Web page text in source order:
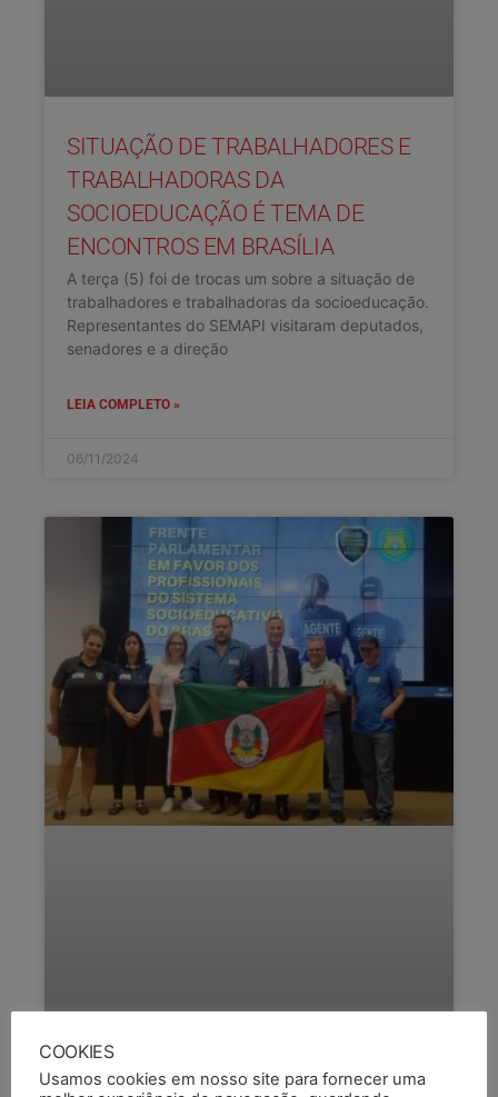
SITUAÇÃO DE TRABALHADORES E
TRABALHADORAS DA
SOCIOEDUCAÇÃO É TEMA DE
ENCONTROS EM BRASÍLIA
A terça (5) foi de trocas um sobre a situação de
trabalhadores e trabalhadoras da socioeducação.
Representantes do SEMAPI visitaram deputados,
senadores e a direção
LEIA COMPLETO »
06/11/2024
SEMAPI PARTICIPA DE
COOKIES
Usamos cookies em nosso site para fornecer uma